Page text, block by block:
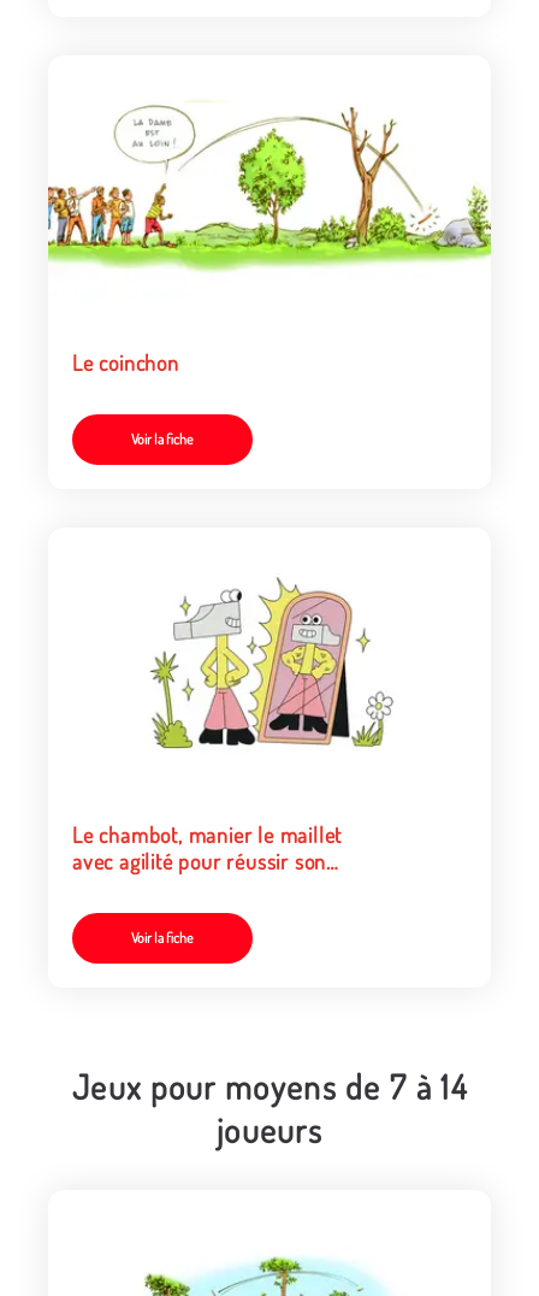
Le coinchon
Voir la fiche
Le chambot, manier le maillet
avec agilité pour réussir son
Voir la fiche
Jeux pour moyens de 7 à 14
joueurs